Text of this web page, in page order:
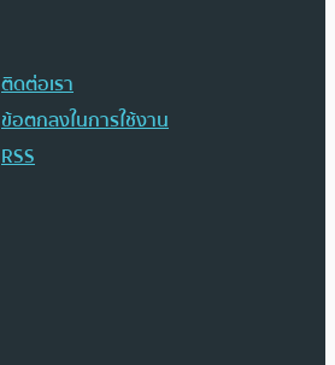
ติดต่อเรา
ข้อตกลงในการใช้งาน
RSS